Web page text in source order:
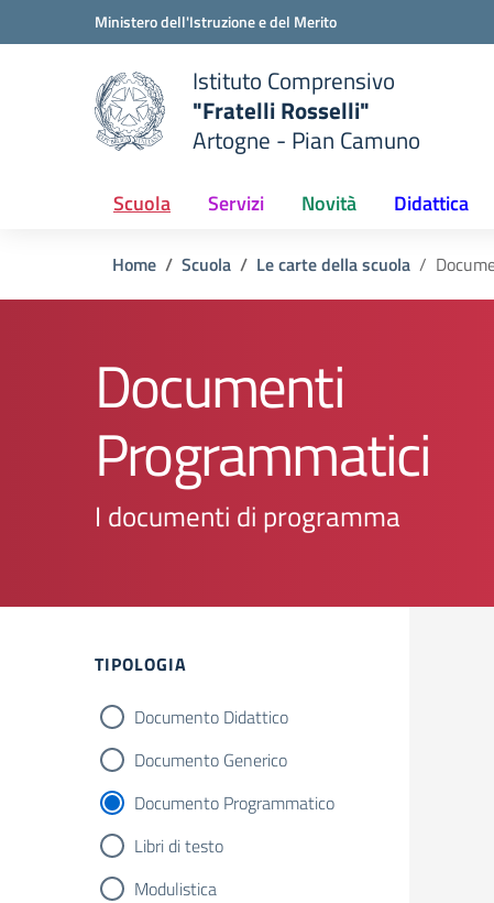
Vai ai contenuti
Vai al menu di navigazioneMinistero dell'Istruzione e del Merito
scuola
Istituto Comprensivo
"Fratelli Rosselli"
Artogne - Pian Camuno
Scuola Servizi Novità Didattica
Home Scuola Le carte della scuola
Documenti
Programmatici
I documenti di programma
Filtri
TIPOLOGIA
Documento Didattico
Documento Generico
Documento Programmatico
Libri di testo
Modulistica